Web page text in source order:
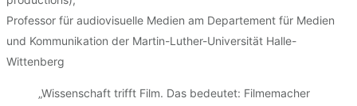
Professor für audiovisuelle Medien am Departement für Medien
und Kommunikation der Martin-Luther-Universität Halle-
Wittenberg
„Wissenschaft trifft Film. Das bedeutet: Filmemacher